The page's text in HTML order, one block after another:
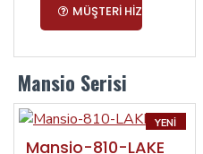
MÜŞTERI HIZMETLERI
Mansio Serisi
YENI
Mansio-810-LAKE